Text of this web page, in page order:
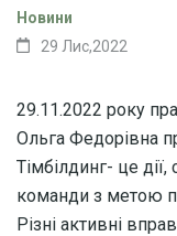
Новини
29 Лис,2022
29.11.2022 року
Ольга Федорівна
Тімбілдинг- це
команди з метою
Різні активні